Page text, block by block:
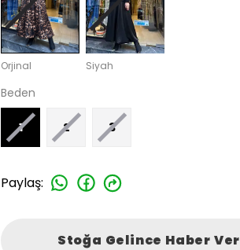
Orjinal Siyah
Beden
1 2 3
Paylaş:
Stoğa Gelince Haber Ver